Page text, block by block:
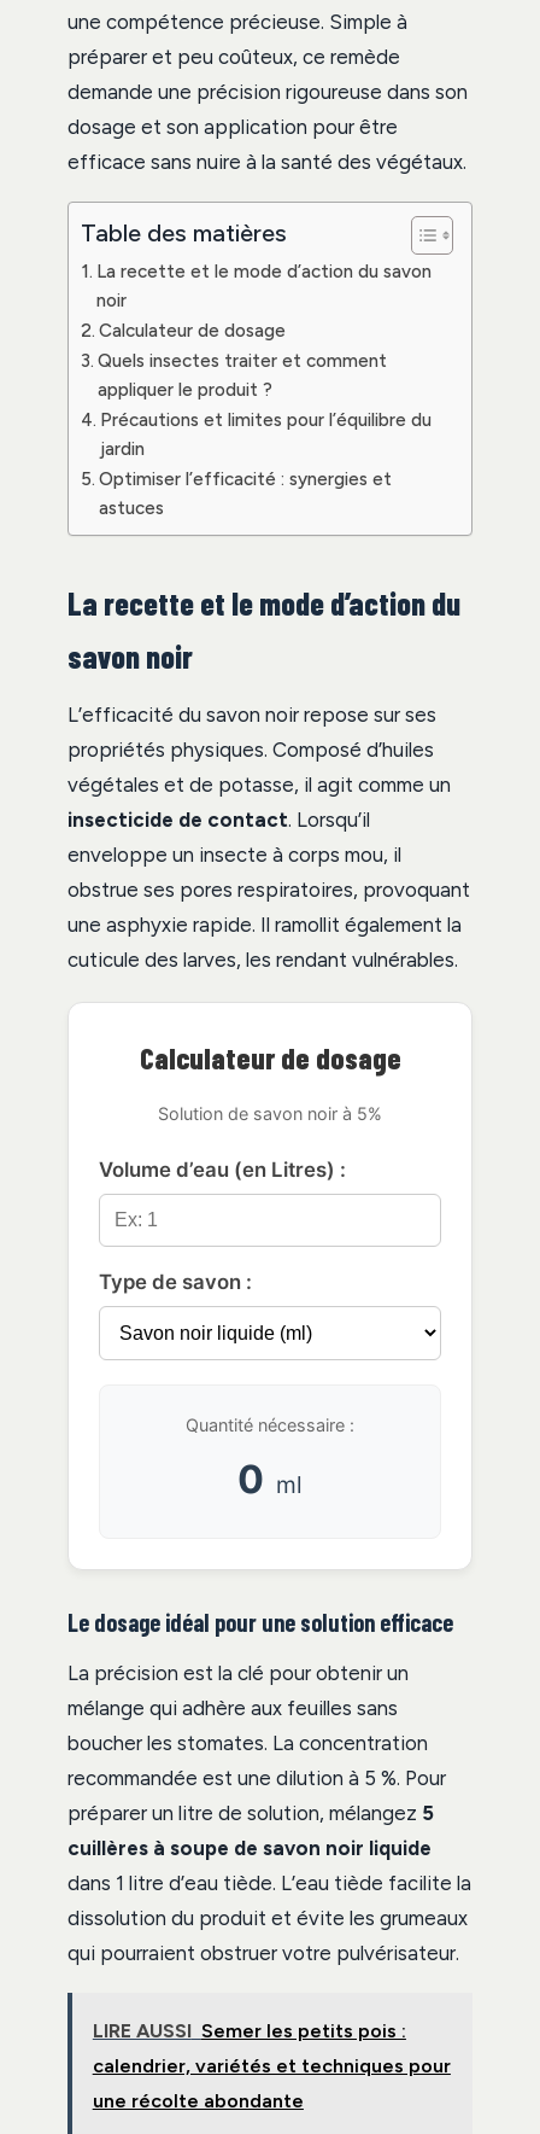
une compétence précieuse. Simple à
préparer et peu coûteux, ce remède
demande une précision rigoureuse dans son
dosage et son application pour être
efficace sans nuire à la santé des végétaux.
Table des matières
La recette et le mode d’action du savon
noir
Calculateur de dosage
Quels insectes traiter et comment
appliquer le produit ?
Précautions et limites pour l’équilibre du
jardin
Optimiser l’efficacité : synergies et
astuces
La recette et le mode d’action du
savon noir
L’efficacité du savon noir repose sur ses
propriétés physiques. Composé d’huiles
végétales et de potasse, il agit comme un
insecticide de contact. Lorsqu’il
enveloppe un insecte à corps mou, il
obstrue ses pores respiratoires, provoquant
une asphyxie rapide. Il ramollit également la
cuticule des larves, les rendant vulnérables.
Calculateur de dosage
Solution de savon noir à 5%
Volume d’eau (en Litres) :
Type de savon :
Quantité nécessaire :
0 ml
Le dosage idéal pour une solution efficace
La précision est la clé pour obtenir un
mélange qui adhère aux feuilles sans
boucher les stomates. La concentration
recommandée est une dilution à 5 %. Pour
préparer un litre de solution, mélangez 5
cuillères à soupe de savon noir liquide
dans 1 litre d’eau tiède. L’eau tiède facilite la
dissolution du produit et évite les grumeaux
qui pourraient obstruer votre pulvérisateur.
LIRE AUSSI Semer les petits pois :
calendrier, variétés et techniques pour
une récolte abondante